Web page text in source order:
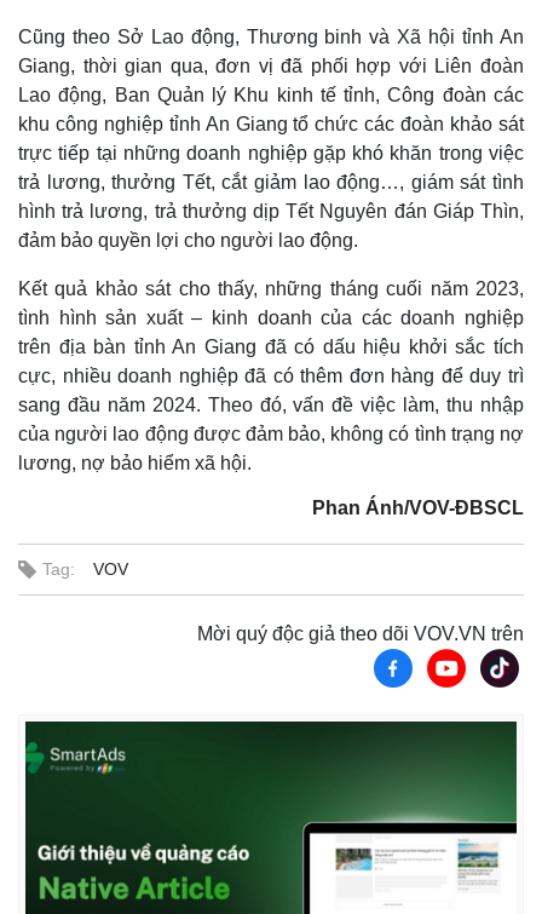
Cũng theo Sở Lao động, Thương binh và Xã hội tỉnh An
Giang, thời gian qua, đơn vị đã phối hợp với Liên đoàn
Lao động, Ban Quản lý Khu kinh tế tỉnh, Công đoàn các
khu công nghiệp tỉnh An Giang tổ chức các đoàn khảo sát
trực tiếp tại những doanh nghiệp gặp khó khăn trong việc
trả lương, thưởng Tết, cắt giảm lao động…, giám sát tình
hình trả lương, trả thưởng dịp Tết Nguyên đán Giáp Thìn,
đảm bảo quyền lợi cho người lao động.
Kết quả khảo sát cho thấy, những tháng cuối năm 2023,
tình hình sản xuất – kinh doanh của các doanh nghiệp
trên địa bàn tỉnh An Giang đã có dấu hiệu khởi sắc tích
cực, nhiều doanh nghiệp đã có thêm đơn hàng để duy trì
sang đầu năm 2024. Theo đó, vấn đề việc làm, thu nhập
của người lao động được đảm bảo, không có tình trạng nợ
lương, nợ bảo hiểm xã hội.
Phan Ánh/VOV-ĐBSCL
Tag: VOV
Mời quý độc giả theo dõi VOV.VN trên